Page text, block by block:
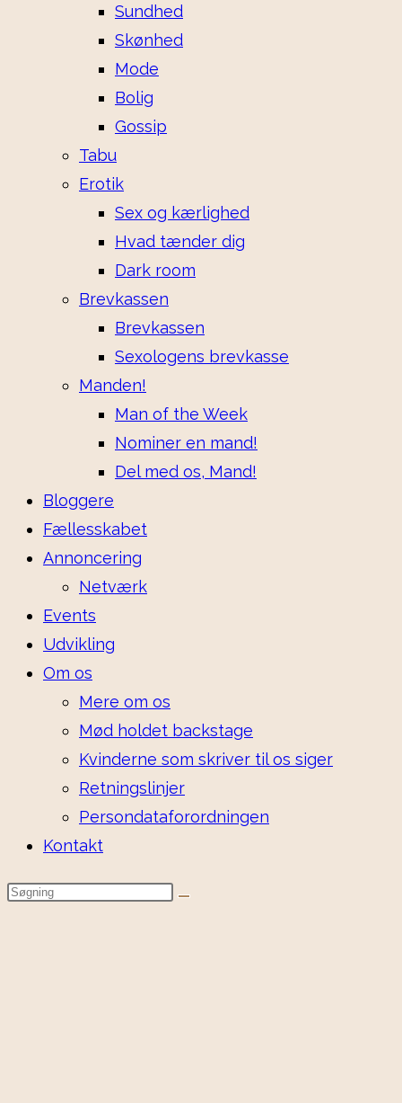
Sundhed
Skønhed
Mode
Bolig
Gossip
Tabu
Erotik
Sex og kærlighed
Hvad tænder dig
Dark room
Brevkassen
Brevkassen
Sexologens brevkasse
Manden!
Man of the Week
Nominer en mand!
Del med os, Mand!
Bloggere
Fællesskabet
Annoncering
Netværk
Events
Udvikling
Om os
Mere om os
Mød holdet backstage
Kvinderne som skriver til os siger
Retningslinjer
Persondataforordningen
Kontakt